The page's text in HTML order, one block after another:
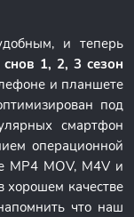
и теперь
1, 2, 3 сезон
и планшете
под
смартфон
операционной
MP4 MOV, M4V и
качестве
что наш